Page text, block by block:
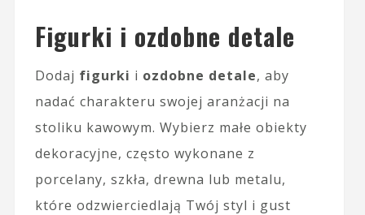
Figurki i ozdobne detale
Dodaj figurki i ozdobne detale, aby
nadać charakteru swojej aranżacji na
stoliku kawowym. Wybierz małe obiekty
dekoracyjne, często wykonane z
porcelany, szkła, drewna lub metalu,
które odzwierciedlają Twój styl i gust